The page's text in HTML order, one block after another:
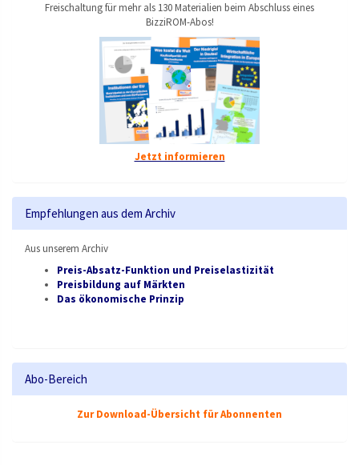
Freischaltung für mehr als 130 Materialien beim Abschluss eines
BizziROM-Abos!
Jetzt informieren
Empfehlungen aus dem Archiv
Aus unserem Archiv
Preis-Absatz-Funktion und Preiselastizität
Preisbildung auf Märkten
Das ökonomische Prinzip
Abo-Bereich
Zur Download-Übersicht für Abonnenten